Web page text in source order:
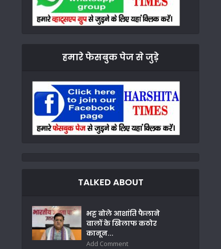
हमारे फेसबुक पेज से जुड़े
TALKED ABOUT
भट्ट बोले आशांति फैलाने
वालों के खिलाफ कठोर
कानून...
Add Comment